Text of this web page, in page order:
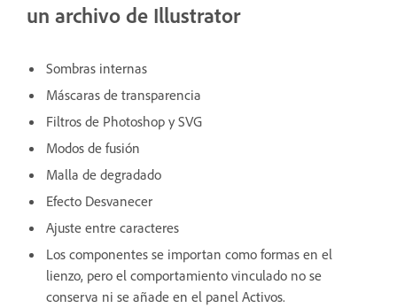
un archivo de Illustrator
Sombras internas
Máscaras de transparencia
Filtros de Photoshop y SVG
Modos de fusión
Malla de degradado
Efecto Desvanecer
Ajuste entre caracteres
Los componentes se importan como formas en el
lienzo, pero el comportamiento vinculado no se
conserva ni se añade en el panel Activos.